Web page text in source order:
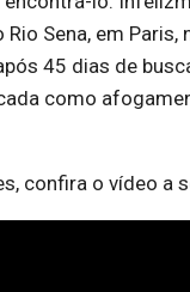
Sena, em Paris,
45 dias de
como
confira o vídeo a